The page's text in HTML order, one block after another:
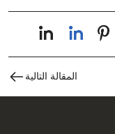
المقالة التالية